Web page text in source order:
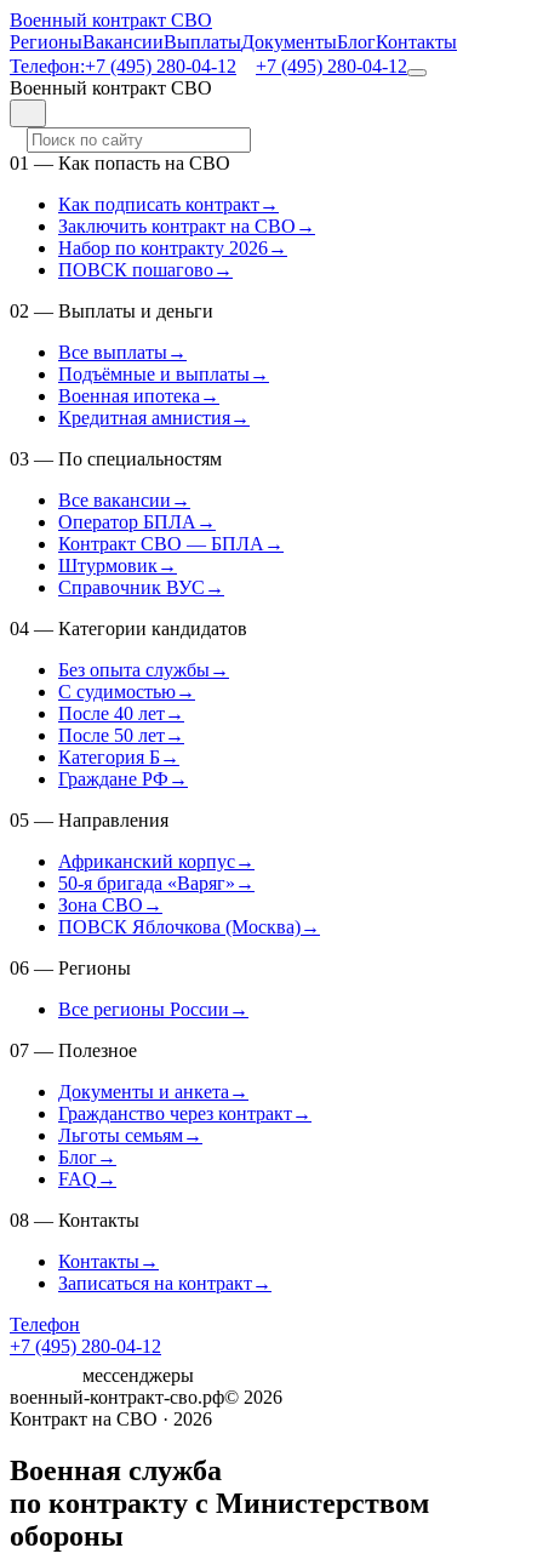
Военный контракт СВО
РегионыВакансииВыплатыДокументыБлогКонтакты
Телефон:+7 (495) 280-04-12
+7 (495) 280-04-12
Военный контракт СВО
01 — Как попасть на СВО
Как подписать контракт→
Заключить контракт на СВО →
Набор по контракту 2026→
ПОВСК пошагово→
02 — Выплаты и деньги
Все выплаты→
Подъёмные и выплаты→
Военная ипотека →
Кредитная амнистия→
03 — По специальностям
Все вакансии →
Оператор БПЛА →
Контракт СВО — БПЛА →
Штурмовик→
Справочник ВУС →
04 — Категории кандидатов
Без опыта службы→
С судимостью→
После 40 лет→
После 50 лет→
Категория Б→
Граждане РФ →
05 — Направления
Африканский корпус→
50-я бригада «Варяг» →
Зона СВО →
ПОВСК Яблочкова (Москва)→
06 — Регионы
Все регионы России →
07 — Полезное
Документы и анкета →
Гражданство через контракт→
Льготы семьям→
Блог→
FAQ →
08 — Контакты
Контакты→
Записаться на контракт→
Телефон
+7 (495) 280-04-12
мессенджеры
военный-контракт-сво.рф© 2026
Контракт на СВО · 2026
Военная служба
по контракту с Министерством
обороны